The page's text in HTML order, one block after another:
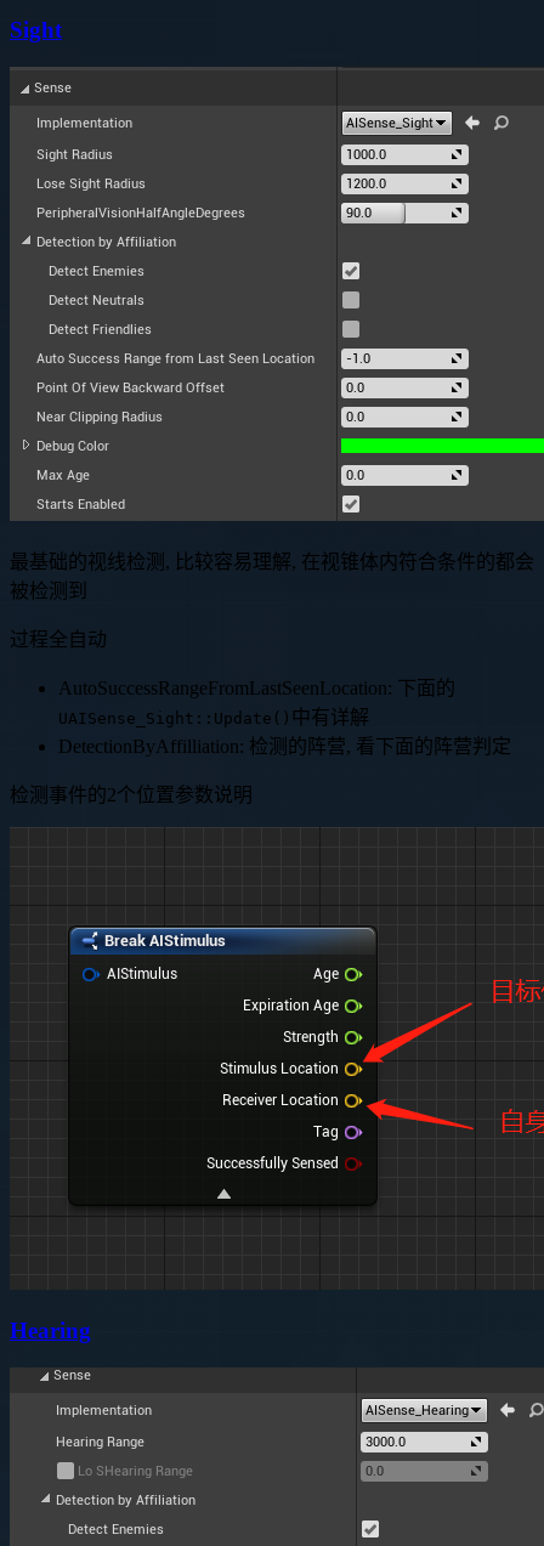
Sight
最基础的视线检测, 比较容易理解, 在视锥体内符合条件的都会
被检测到
过程全自动
AutoSuccessRangeFromLastSeenLocation: 下面的
UAISense_Sight::Update() 中有详解
DetectionByAffilliation: 检测的阵营, 看下面的阵营判定
检测事件的2个位置参数说明
Hearing